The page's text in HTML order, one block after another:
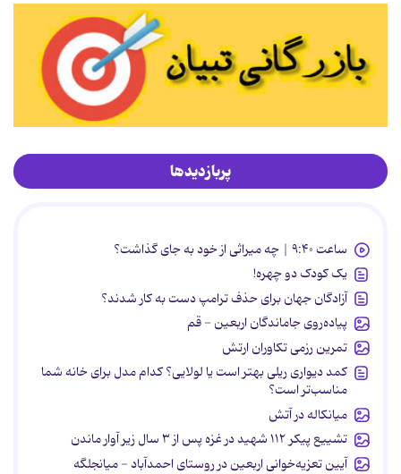
پربازدیدها
ساعت ۹:۴۰ | چه میراثی از خود به جای گذاشت؟
یک کودک دو چهره!
آزادگان جهان برای حذف ترامپ دست به کار شدند؟
پیاده‌روی جاماندگان اربعین - قم
تمرین رزمی تکاوران ارتش
کمد دیواری ریلی بهتر است یا لولایی؟ کدام مدل برای خانه شما
مناسب‌تر است؟
میانکاله در آتش
تشییع پیکر ۱۱۲ شهید در غزه پس از ۳ سال زیر آوار ماندن
آیین تعزیه‌خوانی اربعین در روستای احمدآباد - میانجلگه